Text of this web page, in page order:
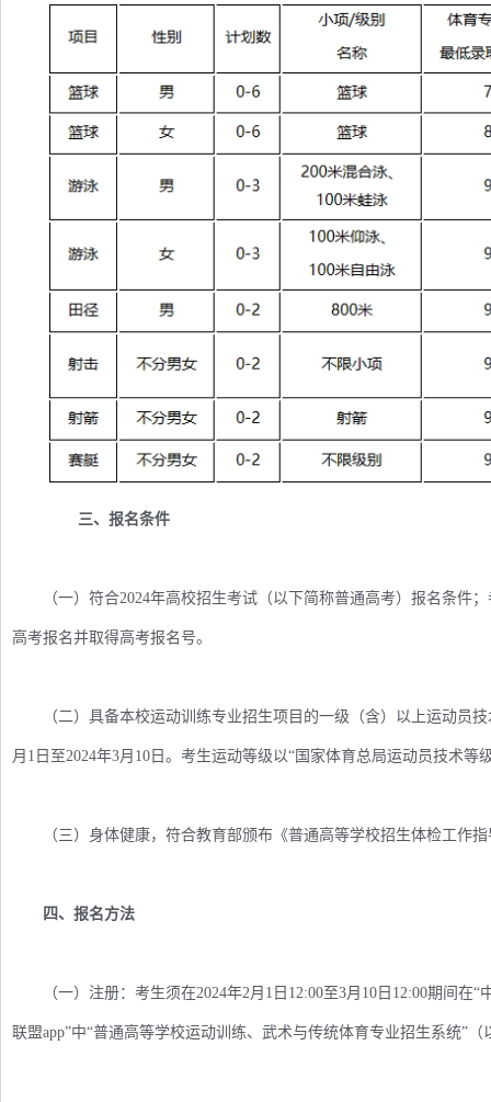
三、报名条件
（一）符合2024年高校招生考试（以下简称普通高考）报名条件；
高考报名并取得高考报名号。
（二）具备本校运动训练专业招生项目的一级（含）以上运动员技
月1日至2024年3月10日。考生运动等级以“国家体育总局运动员技术等
（三）身体健康，符合教育部颁布《普通高等学校招生体检工作指
四、报名方法
（一）注册：考生须在2024年2月1日12:00至3月10日12:00期间在“
联盟app”中“普通高等学校运动训练、武术与传统体育专业招生系统”